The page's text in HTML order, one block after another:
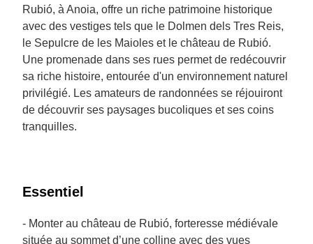
Rubió, à Anoia, offre un riche patrimoine historique
avec des vestiges tels que le Dolmen dels Tres Reis,
le Sepulcre de les Maioles et le château de Rubió.
Une promenade dans ses rues permet de redécouvrir
sa riche histoire, entourée d'un environnement naturel
privilégié. Les amateurs de randonnées se réjouiront
de découvrir ses paysages bucoliques et ses coins
tranquilles.
Essentiel
- Monter au château de Rubió, forteresse médiévale
située au sommet d’une colline avec des vues